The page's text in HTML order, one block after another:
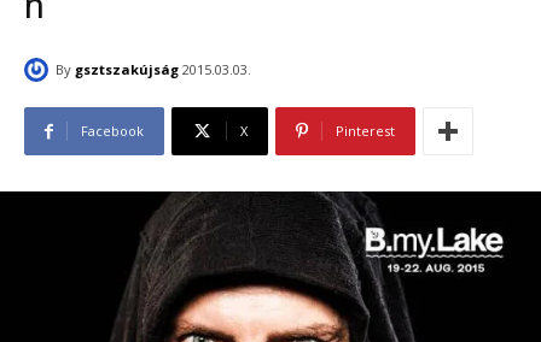
By gsztszakújság 2015.03.03.
Facebook X Pinterest